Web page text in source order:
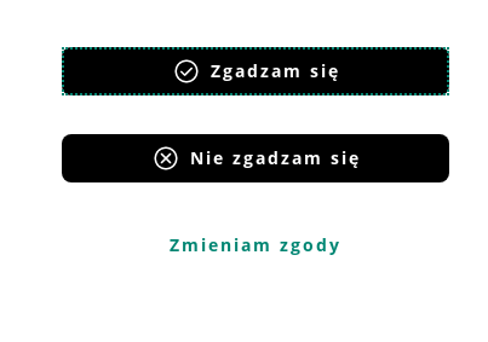
Zgadzam się
Nie zgadzam się
Zmieniam zgody